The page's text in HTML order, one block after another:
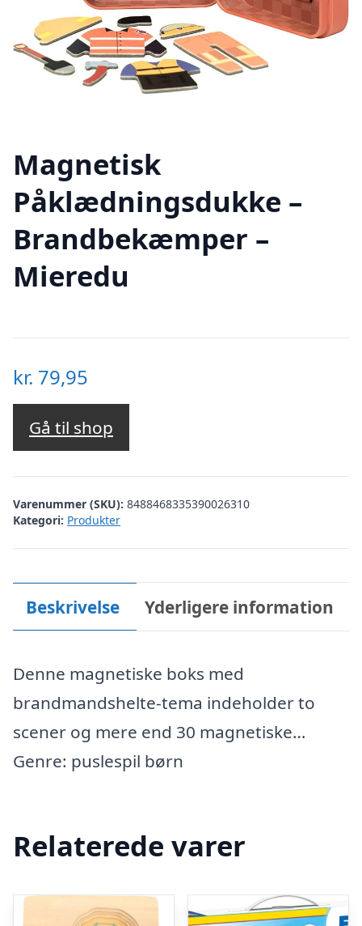
Magnetisk
Påklædningsdukke –
Brandbekæmper –
Mieredu
kr. 79,95
Gå til shop
Varenummer (SKU): 8488468335390026310
Kategori: Produkter
Beskrivelse Yderligere information
Denne magnetiske boks med
brandmandshelte-tema indeholder to
scener og mere end 30 magnetiske…
Genre: puslespil børn
Relaterede varer